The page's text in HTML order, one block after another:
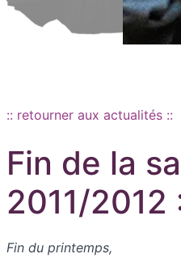
:: retourner aux actualités ::
Fin de la
2011/2012
Fin du printemps,